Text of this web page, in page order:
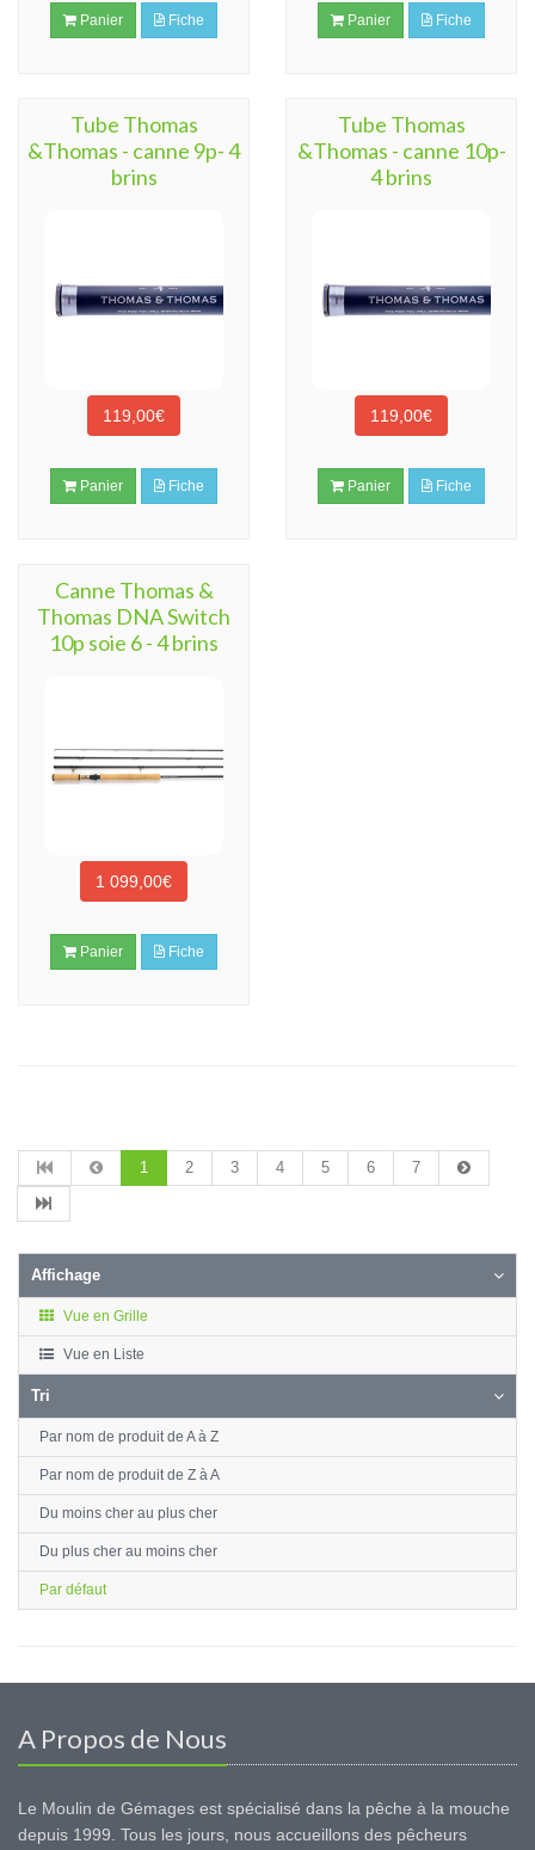
Panier Fiche Panier Fiche
Tube Thomas
&Thomas - canne 9p- 4
brins
119,00€
Panier Fiche
Tube Thomas
&Thomas - canne 10p-
4 brins
119,00€
Panier Fiche
Canne Thomas &
Thomas DNA Switch
10p soie 6 - 4 brins
1 099,00€
Panier Fiche
1 2 3 4 5 6 7
Affichage
Vue en Grille
Vue en Liste
Tri
Par nom de produit de A à Z
Par nom de produit de Z à A
Du moins cher au plus cher
Du plus cher au moins cher
Par défaut
A Propos de Nous
Le Moulin de Gémages est spécialisé dans la pêche à la mouche
depuis 1999. Tous les jours, nous accueillons des pêcheurs